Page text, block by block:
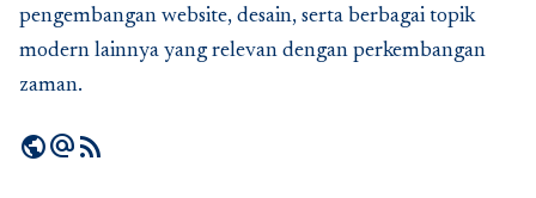
pengembangan website, desain, serta berbagai topik
modern lainnya yang relevan dengan perkembangan
zaman.
publicalternate_emailrss_feed